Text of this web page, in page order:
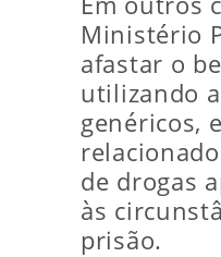
Ministério
afastar o
utilizando
genéricos,
de drogas
às
prisão.